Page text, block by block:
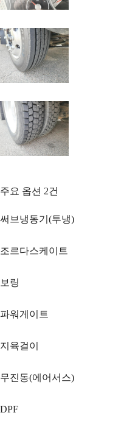
주요 옵션 2건
써브냉동기(투냉)
조르다스케이트
보링
파워게이트
지육걸이
무진동(에어서스)
DPF